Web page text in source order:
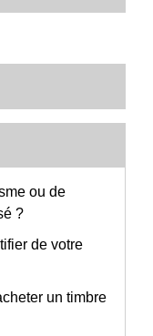
ou de
?
de votre
un timbre